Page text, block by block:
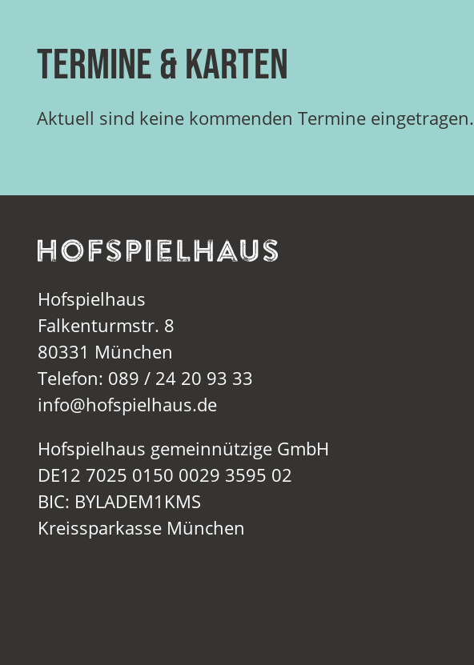
Termine & Karten
Aktuell sind keine kommenden Termine eingetragen.
Hofspielhaus
Falkenturmstr. 8
80331 München
Telefon: 089 / 24 20 93 33
info@hofspielhaus.de
Hofspielhaus gemeinnützige GmbH
DE12 7025 0150 0029 3595 02
BIC: BYLADEM1KMS
Kreissparkasse München